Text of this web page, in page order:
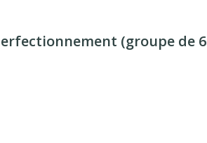
(groupe de 6